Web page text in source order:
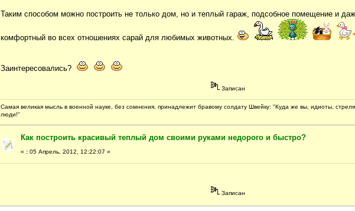
Таким способом можно построить не только дом, но и теплый гараж, подсобное помещение и
комфортный во всех отношениях сарай для любимых животных.
Заинтересовались?
Записан
Самая великая мысль в военной науке, без сомнения, принадлежит бравому солдату Швейку: "Куда же вы, идиоты,
люди!"
Как построить красивый теплый дом своими руками недорого и быстро?
« : 05 Апрель, 2012, 12:22:07 »
Записан